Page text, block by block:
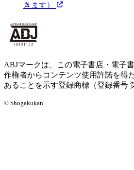
きます）
ABJマークは、この電子書店・電子
作権者からコンテンツ使用許諾を得
あることを示す登録商標（登録番号
© Shogakukan